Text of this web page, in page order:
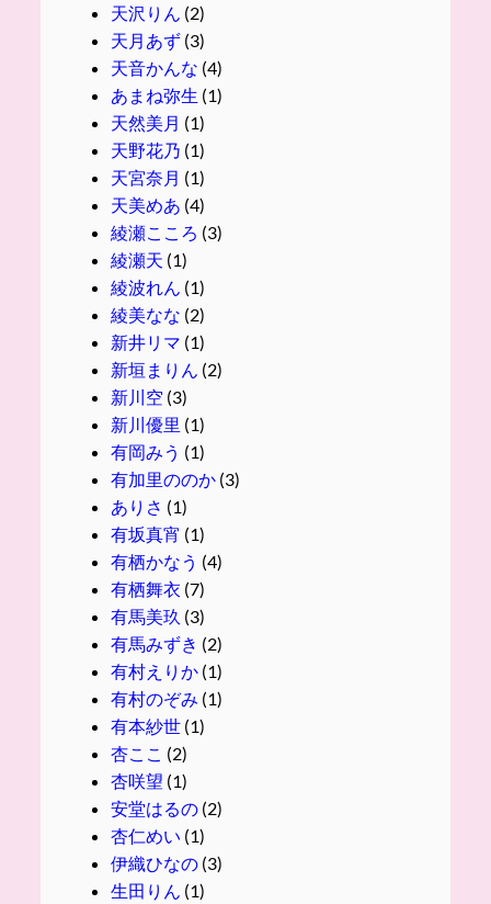
天沢りん (2)
天月あず(3)
天音かんな (4)
あまね弥生 (1)
天然美月 (1)
天野花乃 (1)
天宮奈月 (1)
天美めあ (4)
綾瀬こころ (3)
綾瀬天 (1)
綾波れん (1)
綾美なな (2)
新井リマ (1)
新垣まりん (2)
新川空 (3)
新川優里 (1)
有岡みう (1)
有加里ののか(3)
ありさ (1)
有坂真宵 (1)
有栖かなう (4)
有栖舞衣 (7)
有馬美玖 (3)
有馬みずき (2)
有村えりか(1)
有村のぞみ (1)
有本紗世(1)
杏ここ (2)
杏咲望 (1)
安堂はるの(2)
杏仁めい (1)
伊織ひなの(3)
生田りん (1)